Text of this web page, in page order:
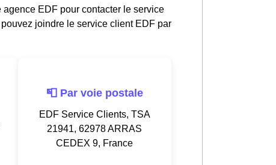
EDF pour contacter le service
joindre le service client EDF par
📮 Par voie postale
EDF Service Clients, TSA
21941, 62978 ARRAS
CEDEX 9, France